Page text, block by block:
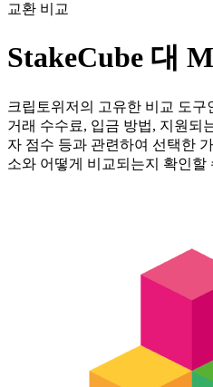
교환 비교
StakeCube 대
크립토위저의 고유한 비교 도구
거래 수수료, 입금 방법, 지원되
자 점수 등과 관련하여 선택한
소와 어떻게 비교되는지 확인할